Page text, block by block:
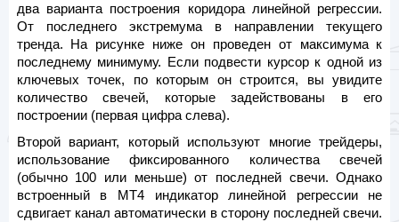
два варианта построения коридора линейной регрессии.
От последнего экстремума в направлении текущего
тренда. На рисунке ниже он проведен от максимума к
последнему минимуму. Если подвести курсор к одной из
ключевых точек, по которым он строится, вы увидите
количество свечей, которые задействованы в его
построении (первая цифра слева).
Второй вариант, который используют многие трейдеры,
использование фиксированного количества свечей
(обычно 100 или меньше) от последней свечи. Однако
встроенный в МТ4 индикатор линейной регрессии не
сдвигает канал автоматически в сторону последней свечи.